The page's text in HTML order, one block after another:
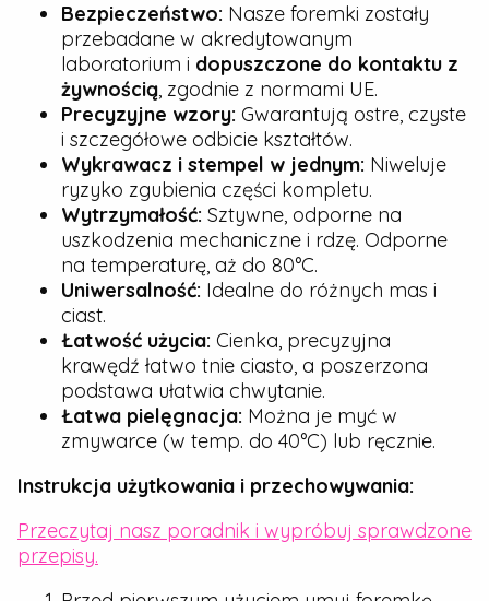
Bezpieczeństwo: Nasze foremki zostały
przebadane w akredytowanym
laboratorium i dopuszczone do kontaktu z
żywnością, zgodnie z normami UE.
Precyzyjne wzory: Gwarantują ostre, czyste
i szczegółowe odbicie kształtów.
Wykrawacz i stempel w jednym: Niweluje
ryzyko zgubienia części kompletu.
Wytrzymałość: Sztywne, odporne na
uszkodzenia mechaniczne i rdzę. Odporne
na temperaturę, aż do 80°C.
Uniwersalność: Idealne do różnych mas i
ciast.
Łatwość użycia: Cienka, precyzyjna
krawędź łatwo tnie ciasto, a poszerzona
podstawa ułatwia chwytanie.
Łatwa pielęgnacja: Można je myć w
zmywarce (w temp. do 40°C) lub ręcznie.
Instrukcja użytkowania i przechowywania:
Przeczytaj nasz poradnik i wypróbuj sprawdzone
przepisy.